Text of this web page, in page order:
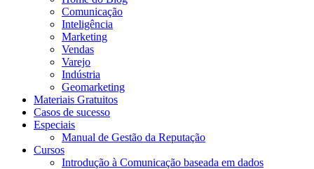
Comunicação
Inteligência
Marketing
Vendas
Varejo
Indústria
Geomarketing
Materiais Gratuitos
Casos de sucesso
Especiais
Manual de Gestão da Reputação
Cursos
Introdução à Comunicação baseada em dados